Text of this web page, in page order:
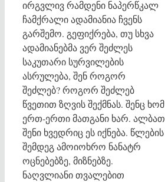
ირგვლივ რამდენი ნაპერწკალ
ჩამქრალი ადამიანია ჩვენს
გარშემო. გეფიქრება, თუ სხვა
ადამიანებმა ვერ შეძლეს
საკუთარი სურვილების
ასრულება, შენ როგორ
შეძლებ? როგორ შეძლებ
წვეთით ზღვის შექმნას. შენც ხომ
ერთ-ერთი მათგანი ხარ. ალბათ
შენი ხვედრიც ეს იქნება. წლების
შემდეგ ამოიოხრო ნანატრ
ოცნებებზე, მიზნებზე.
ნაღვლიანი თვალებით